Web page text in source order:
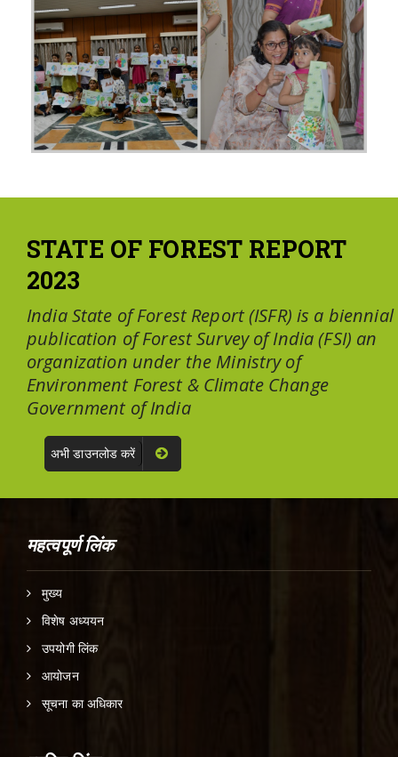
STATE OF FOREST REPORT
2023
India State of Forest Report (ISFR) is a biennial
publication of Forest Survey of India (FSI) an
organization under the Ministry of
Environment Forest & Climate Change
Government of India
अभी डाउनलोड करें
महत्वपूर्ण लिंक
मुख्य
विशेष अध्ययन
उपयोगी लिंक
आयोजन
सूचना का अधिकार